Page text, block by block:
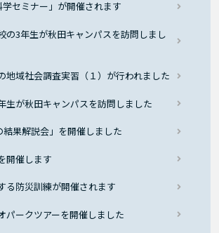
セミナー」が開催されます
の3年生が秋田キャンパスを訪問しまし
地域社会調査実習（１）が行われました
生が秋田キャンパスを訪問しました
結果解説会」を開催しました
開催します
る防災訓練が開催されます
パークツアーを開催しました